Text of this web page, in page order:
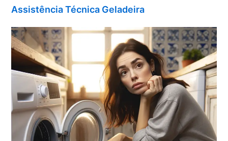
Assistência Técnica Geladeira